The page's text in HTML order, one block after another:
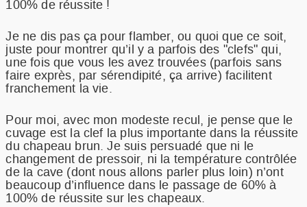
100% de réussite !
Je ne dis pas ça pour flamber, ou quoi que ce soit,
juste pour montrer qu’il y a parfois des "clefs" qui,
une fois que vous les avez trouvées (parfois sans
faire exprès, par sérendipité, ça arrive) facilitent
franchement la vie.
Pour moi, avec mon modeste recul, je pense que le
cuvage est la clef la plus importante dans la réussite
du chapeau brun. Je suis persuadé que ni le
changement de pressoir, ni la température contrôlée
de la cave (dont nous allons parler plus loin) n’ont
beaucoup d’influence dans le passage de 60% à
100% de réussite sur les chapeaux.